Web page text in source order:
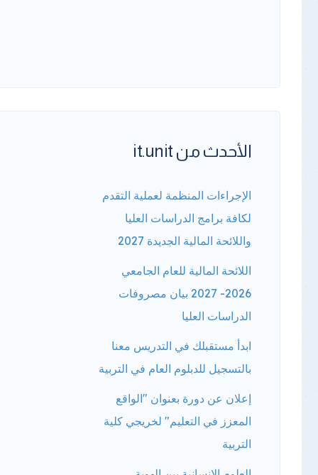
الأحدث من it.unit
الإجراءات المنظمة لعملية التقدم
لكافة برامج الدراسات العليا
واللائحة المالية الجديدة 2027
اللائحة المالية للعام الجامعي
2026- 2027 بيان مصروفات
الدراسات العليا
ابدأ مستقبلك في التدريس معنا
بالتسجيل للدبلوم العام في التربية
إعلان عن دورة بعنوان "الواقع
المعزز في التعليم" لخريجي كلية
التربية